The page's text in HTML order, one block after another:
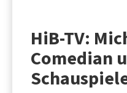
HiB-TV:
Comedian